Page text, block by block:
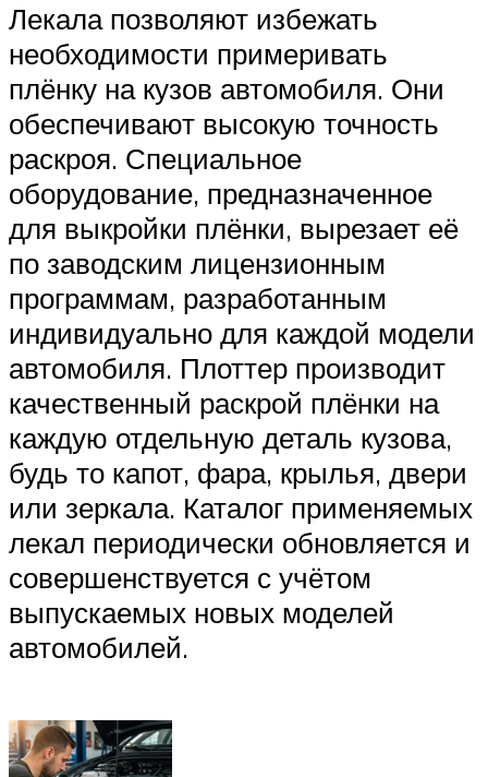
Лекала позволяют избежать
необходимости примеривать
плёнку на кузов автомобиля. Они
обеспечивают высокую точность
раскроя. Специальное
оборудование, предназначенное
для выкройки плёнки, вырезает её
по заводским лицензионным
программам, разработанным
индивидуально для каждой модели
автомобиля. Плоттер производит
качественный раскрой плёнки на
каждую отдельную деталь кузова,
будь то капот, фара, крылья, двери
или зеркала. Каталог применяемых
лекал периодически обновляется и
совершенствуется с учётом
выпускаемых новых моделей
автомобилей.